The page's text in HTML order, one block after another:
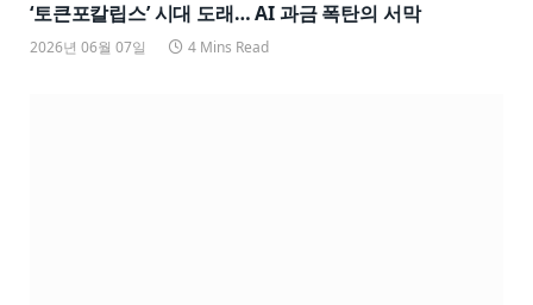
‘토큰포칼립스’ 시대 도래… AI 과금 폭탄의 서막
2026년 06월 07일 4 Mins Read